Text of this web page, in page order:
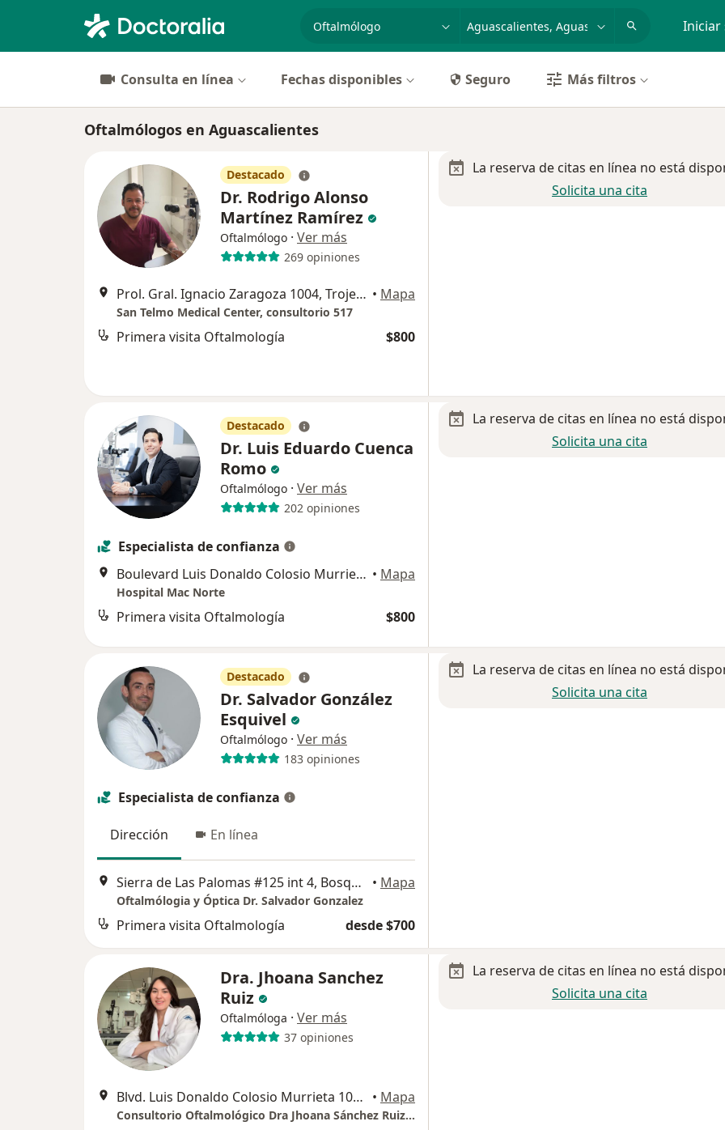
especialidad, enfermedad o nombre Iniciar
Consulta en línea Fechas disponibles Seguro Más filtros
Oftalmólogos en Aguascalientes
Destacado
Dr. Rodrigo Alonso
Martínez Ramírez
Oftalmólogo · Ver más
269 opiniones
Prol. Gral. Ignacio Zaragoza 1004, Trojes de Alonso, Aguascalientes • Mapa
San Telmo Medical Center, consultorio 517
Primera visita Oftalmología $800
La reserva de citas en línea no está
Solicita una cita
Destacado
Dr. Luis Eduardo Cuenca
Romo
Oftalmólogo · Ver más
202 opiniones
Especialista de confianza
Boulevard Luis Donaldo Colosio Murrieta 106, Aguascalientes • Mapa
Hospital Mac Norte
Primera visita Oftalmología $800
La reserva de citas en línea no está
Solicita una cita
Destacado
Dr. Salvador González
Esquivel
Oftalmólogo · Ver más
183 opiniones
Especialista de confianza
Dirección En línea
Sierra de Las Palomas #125 int 4, Bosques del Prado Sur, Aguascalientes • Mapa
Oftalmólogia y Óptica Dr. Salvador Gonzalez
Primera visita Oftalmología desde $700
La reserva de citas en línea no está
Solicita una cita
Dra. Jhoana Sanchez
Ruiz
Oftalmóloga · Ver más
37 opiniones
Blvd. Luis Donaldo Colosio Murrieta 106, Aguascalientes • Mapa
Consultorio Oftalmológico Dra Jhoana Sánchez Ruiz/ Hospital MAC Norte
La reserva de citas en línea no está
Solicita una cita